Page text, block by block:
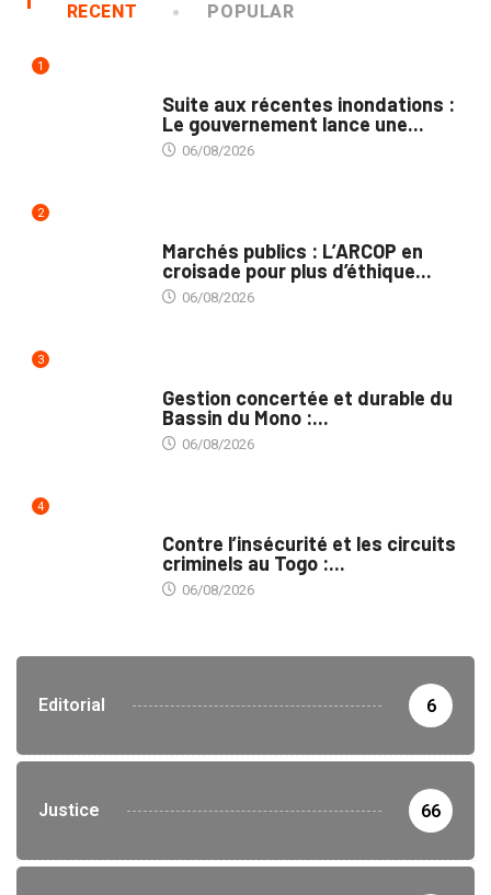
RECENT POPULAR
1
Suite aux récentes inondations :
Le gouvernement lance une...
06/08/2026
2
Marchés publics : L’ARCOP en
croisade pour plus d’éthique...
06/08/2026
3
Gestion concertée et durable du
Bassin du Mono :...
06/08/2026
4
Contre l’insécurité et les circuits
criminels au Togo :...
06/08/2026
Editorial 6
Justice 66